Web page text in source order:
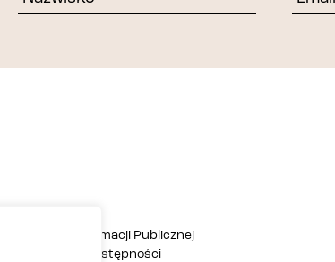
Biuletyn Informacji Publicznej
Deklaracja dostępności